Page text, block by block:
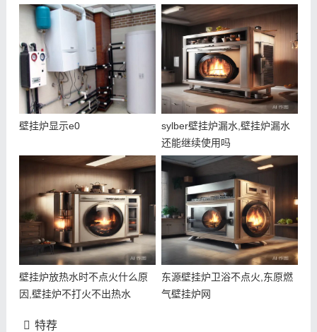
壁挂炉显示e0
sylber壁挂炉漏水,壁挂炉漏水
还能继续使用吗
壁挂炉放热水时不点火什么原
因,壁挂炉不打火不出热水
东源壁挂炉卫浴不点火,东原燃
气壁挂炉网
特荐